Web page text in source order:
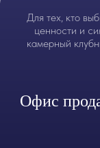
Для тех, кто
ценности и
камерный
Офис